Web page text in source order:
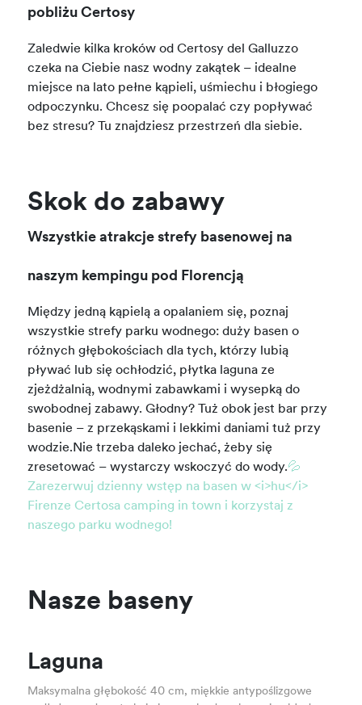
pobliżu Certosy
Zaledwie kilka kroków od Certosy del Galluzzo
czeka na Ciebie nasz wodny zakątek – idealne
miejsce na lato pełne kąpieli, uśmiechu i błogiego
odpoczynku. Chcesz się poopalać czy popływać
bez stresu? Tu znajdziesz przestrzeń dla siebie.
Skok do zabawy
Wszystkie atrakcje strefy basenowej na
naszym kempingu pod Florencją
Między jedną kąpielą a opalaniem się, poznaj
wszystkie strefy parku wodnego: duży basen o
różnych głębokościach dla tych, którzy lubią
pływać lub się ochłodzić, płytka laguna ze
zjeżdżalnią, wodnymi zabawkami i wysepką do
swobodnej zabawy. Głodny? Tuż obok jest bar przy
basenie – z przekąskami i lekkimi daniami tuż przy
wodzie.Nie trzeba daleko jechać, żeby się
zresetować – wystarczy wskoczyć do wody.💦
Zarezerwuj dzienny wstęp na basen w <i>hu</i>
Firenze Certosa camping in town i korzystaj z
naszego parku wodnego!
Nasze baseny
Laguna
Maksymalna głębokość 40 cm, miękkie antypoślizgowe